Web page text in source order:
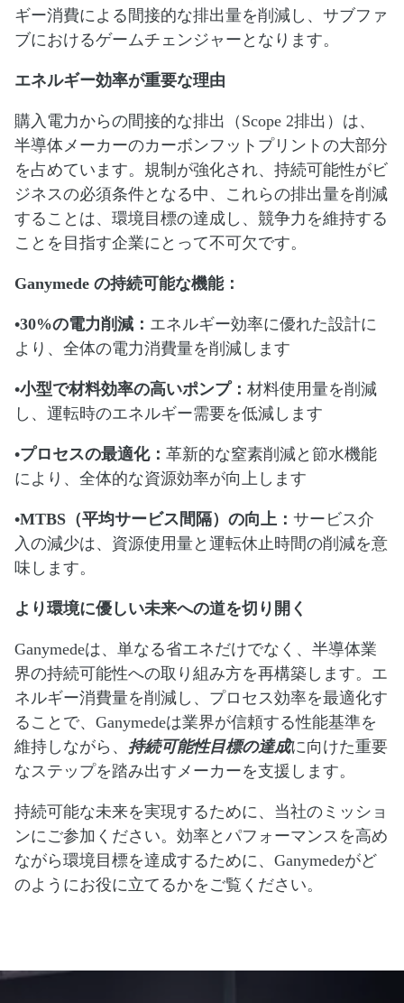
ギー消費による間接的な排出量を削減し、サブファ
ブにおけるゲームチェンジャーとなります。
エネルギー効率が重要な理由
購入電力からの間接的な排出（Scope 2排出）は、
半導体メーカーのカーボンフットプリントの大部分
を占めています。規制が強化され、持続可能性がビ
ジネスの必須条件となる中、これらの排出量を削減
することは、環境目標の達成し、競争力を維持する
ことを目指す企業にとって不可欠です。
Ganymede の持続可能な機能：
•30%の電力削減： エネルギー効率に優れた設計に
より、全体の電力消費量を削減します
•小型で材料効率の高いポンプ： 材料使用量を削減
し、運転時のエネルギー需要を低減します
•プロセスの最適化： 革新的な窒素削減と節水機能
により、全体的な資源効率が向上します
•MTBS（平均サービス間隔）の向上： サービス介
入の減少は、資源使用量と運転休止時間の削減を意
味します。
より環境に優しい未来への道を切り開く
Ganymedeは、単なる省エネだけでなく、半導体業
界の持続可能性への取り組み方を再構築します。エ
ネルギー消費量を削減し、プロセス効率を最適化す
ることで、Ganymedeは業界が信頼する性能基準を
維持しながら、 持続可能性目標の達成に向けた重要
なステップを踏み出すメーカーを支援します。
持続可能な未来を実現するために、当社のミッショ
ンにご参加ください。効率とパフォーマンスを高め
ながら環境目標を達成するために、Ganymedeがど
のようにお役に立てるかをご覧ください。